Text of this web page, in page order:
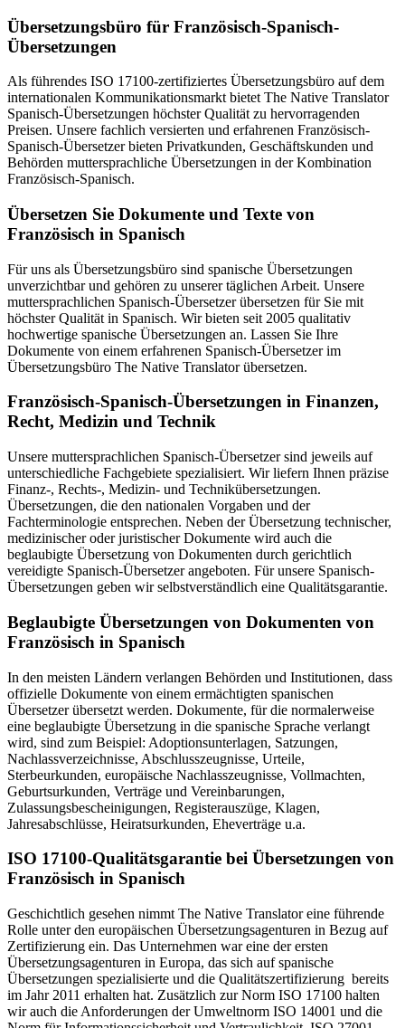
Übersetzungsbüro für Französisch-Spanisch-
Übersetzungen
Als führendes ISO 17100-zertifiziertes Übersetzungsbüro auf dem
internationalen Kommunikationsmarkt bietet The Native Translator
Spanisch-Übersetzungen höchster Qualität zu hervorragenden
Preisen. Unsere fachlich versierten und erfahrenen Französisch-
Spanisch-Übersetzer bieten Privatkunden, Geschäftskunden und
Behörden muttersprachliche Übersetzungen in der Kombination
Französisch-Spanisch.
Übersetzen Sie Dokumente und Texte von
Französisch in Spanisch
Für uns als Übersetzungsbüro sind spanische Übersetzungen
unverzichtbar und gehören zu unserer täglichen Arbeit. Unsere
muttersprachlichen Spanisch-Übersetzer übersetzen für Sie mit
höchster Qualität in Spanisch. Wir bieten seit 2005 qualitativ
hochwertige spanische Übersetzungen an. Lassen Sie Ihre
Dokumente von einem erfahrenen Spanisch-Übersetzer im
Übersetzungsbüro The Native Translator übersetzen.
Französisch-Spanisch-Übersetzungen in Finanzen,
Recht, Medizin und Technik
Unsere muttersprachlichen Spanisch-Übersetzer sind jeweils auf
unterschiedliche Fachgebiete spezialisiert. Wir liefern Ihnen präzise
Finanz-, Rechts-, Medizin- und Technikübersetzungen.
Übersetzungen, die den nationalen Vorgaben und der
Fachterminologie entsprechen. Neben der Übersetzung technischer,
medizinischer oder juristischer Dokumente wird auch die
beglaubigte Übersetzung von Dokumenten durch gerichtlich
vereidigte Spanisch-Übersetzer angeboten. Für unsere Spanisch-
Übersetzungen geben wir selbstverständlich eine Qualitätsgarantie.
Beglaubigte Übersetzungen von Dokumenten von
Französisch in Spanisch
In den meisten Ländern verlangen Behörden und Institutionen, dass
offizielle Dokumente von einem ermächtigten spanischen
Übersetzer übersetzt werden. Dokumente, für die normalerweise
eine beglaubigte Übersetzung in die spanische Sprache verlangt
wird, sind zum Beispiel: Adoptionsunterlagen, Satzungen,
Nachlassverzeichnisse, Abschlusszeugnisse, Urteile,
Sterbeurkunden, europäische Nachlasszeugnisse, Vollmachten,
Geburtsurkunden, Verträge und Vereinbarungen,
Zulassungsbescheinigungen, Registerauszüge, Klagen,
Jahresabschlüsse, Heiratsurkunden, Eheverträge u.a.
ISO 17100-Qualitätsgarantie bei Übersetzungen von
Französisch in Spanisch
Geschichtlich gesehen nimmt The Native Translator eine führende
Rolle unter den europäischen Übersetzungsagenturen in Bezug auf
Zertifizierung ein. Das Unternehmen war eine der ersten
Übersetzungsagenturen in Europa, das sich auf spanische
Übersetzungen spezialisierte und die Qualitätszertifizierung bereits
im Jahr 2011 erhalten hat. Zusätzlich zur Norm ISO 17100 halten
wir auch die Anforderungen der Umweltnorm ISO 14001 und die